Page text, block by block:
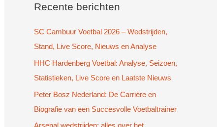
k
a
a
r
:
Recente berichten
SC Cambuur Voetbal 2026 – Wedstrijden,
Stand, Live Score, Nieuws en Analyse
HHC Hardenberg Voetbal: Analyse, Seizoen,
Statistieken, Live Score en Laatste Nieuws
Peter Bosz Nederland: De Carrière en
Biografie van een Succesvolle Voetbaltrainer